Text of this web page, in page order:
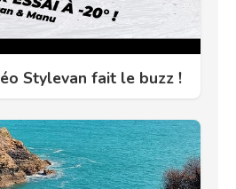
Stylevan fait le buzz !